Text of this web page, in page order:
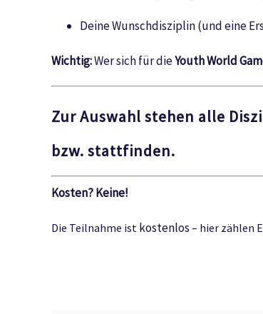
Deine Wunschdisziplin (und eine
Wichtig:Wer sich für dieYouth World
Zur Auswahl stehen alle
bzw. stattfinden.
Kosten? Keine!
Die Teilnahme ist kostenlos – hier zählen